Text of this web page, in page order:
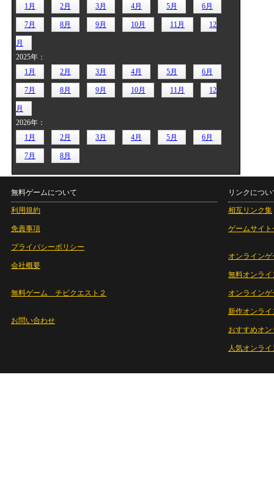
1月
2月 3月 4月 5月 6月
7月 8月 9月 10月 11月 12
月
2025年：
1月
2月 3月 4月 5月 6月
7月 8月 9月 10月 11月 12
月
2026年：
1月
2月 3月 4月 5月 6月
7月 8月
無料ゲームについて
利用規約
免責事項
プライバシーポリシー
会社概要
無料ゲーム チビクエスト２
お問い合わせ
リンクについ
相互リンク集
ゲームサイト
オンラインゲ
無料オンライ
オンライン
新作オンライ
おすすめオ
人気オンラ